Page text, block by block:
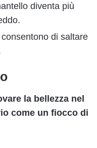
diventa più
di saltare
la bellezza nel
come un fiocco di